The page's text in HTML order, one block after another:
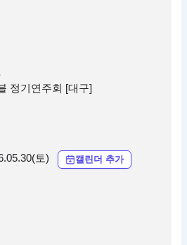
정기연주회 [대구]
토) 캘린더 추가